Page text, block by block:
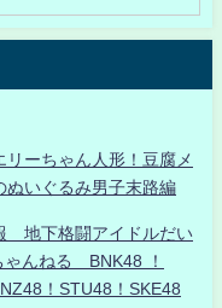
ーちゃん人形！豆腐メ
ぬいぐるみ男子末路編
地下格闘アイドルだい
んねる BNK48 ！
！STU48！SKE48